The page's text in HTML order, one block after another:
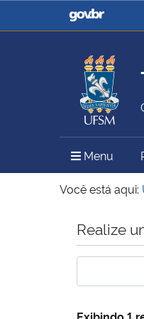
Casa Civil
Ministério da
Pecuária e
Ministério do
Menu
Você está aqui:
Início do
Realize
Exibindo 1